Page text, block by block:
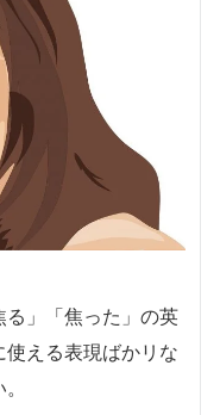
」「焦った」の英
える表現ばかリな